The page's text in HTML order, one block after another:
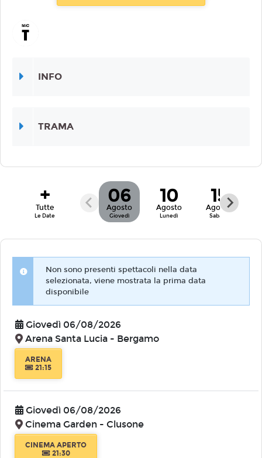
+
Tutte
Le Date
06
Agosto
Giovedì
10
Agosto
Lunedì
15
Agosto
Sabato
INFO
TRAMA
Non sono presenti spettacoli nella data
selezionata, viene mostrata la prima data
disponibile
Giovedì 06/08/2026
Arena Santa Lucia - Bergamo
ARENA
21:15
Giovedì 06/08/2026
Cinema Garden - Clusone
CINEMA APERTO
21:30